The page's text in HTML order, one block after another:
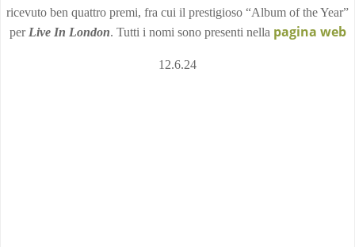
ricevuto ben quattro premi, fra cui il prestigioso “Album of the Year”
per Live In London. Tutti i nomi sono presenti nella pagina web
12.6.24